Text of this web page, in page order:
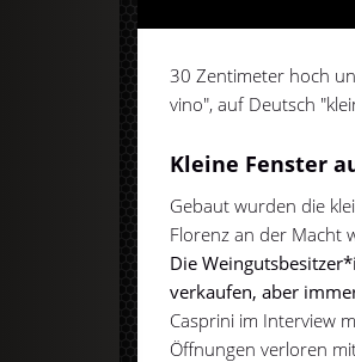
30 Zentimeter hoch
vino", auf Deutsch
Kleine Fenster
Gebaut wurden die
Florenz an der Macht
Die
verkaufen, aber
Casprini im Interview
Öffnungen verloren